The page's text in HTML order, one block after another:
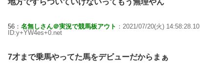
地方ですらついていけないってもう無理やん
56： 名無しさん＠実況で競馬板アウト ：2021/07/20(火) 14:58:28.10
ID:y+YW4es+0.net
7才まで乗馬やってた馬をデビューだからまぁ